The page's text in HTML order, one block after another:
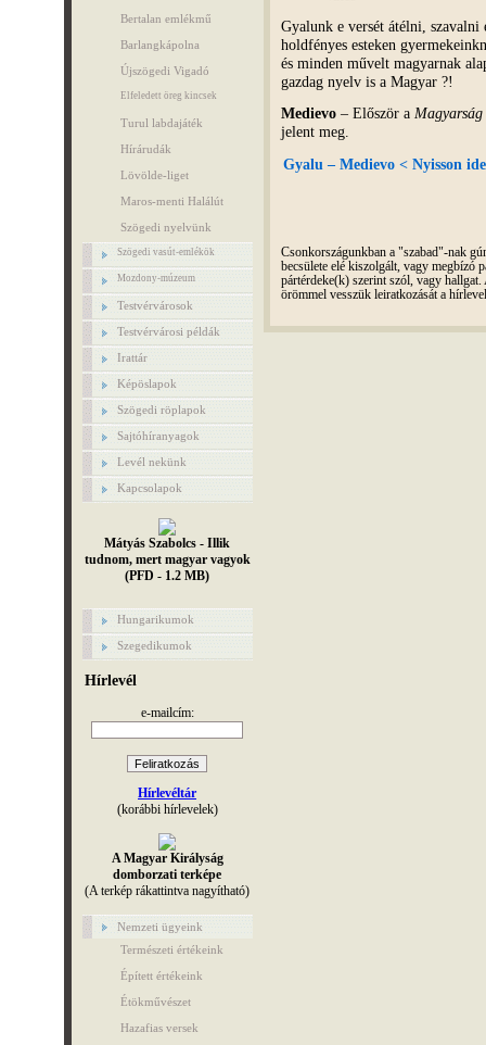
Bertalan emlékmű
Barlangkápolna
Újszögedi Vigadó
Elfeledett öreg kincsek
Turul labdajáték
Hírárudák
Lövölde-liget
Maros-menti Halálút
Szögedi nyelvünk
Szögedi vasút-emlékök
Mozdony-múzeum
Testvérvárosok
Testvérvárosi példák
Irattár
Képöslapok
Szögedi röplapok
Sajtóhíranyagok
Levél nekünk
Kapcsolapok
Mátyás Szabolcs - Illik
tudnom, mert magyar vagyok
(PFD - 1.2 MB)
Hungarikumok
Szegedikumok
Hírlevél
e-mailcím:
Hírlevéltár
(korábbi hírlevelek)
A Magyar Királyság
domborzati terképe
(A terkép rákattintva nagyítható)
Nemzeti ügyeink
Természeti értékeink
Épített értékeink
Étökművészet
Hazafias versek
Gyalunk e versét átélni,
holdfényes esteken
és minden művelt magyarnak
gazdag nyelv is a Magyar ?!
Medievo– Először a Magyarság
jelent meg.
Gyalu – Medievo < Nyisson
Csonkországunkban a "szabad"-nak
becsülete elé kiszolgált, vagy megbízó
pártérdeke(k) szerint szól, vagy
örömmel vesszük leiratkozását a